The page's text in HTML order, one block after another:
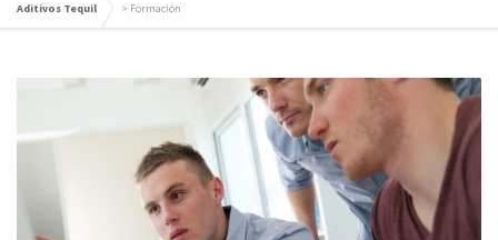
Aditivos Tequil > Formación